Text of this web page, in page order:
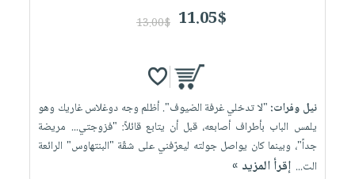
11.05$
13.00$
نيل وفرات: "لا تدخلي غرفة الضيوف". أظلم وجه دوغلاس غاريك وهو
يلمس الباب بأطراف أصابعه، قبل أن يتابع قائلاً: "فزوجتي... مريضة
جداً"، وبينما كان يواصل جولته ليعرّفني على شقّة "البنتهاوس" الرائعة
الت... إقرأ المزيد »